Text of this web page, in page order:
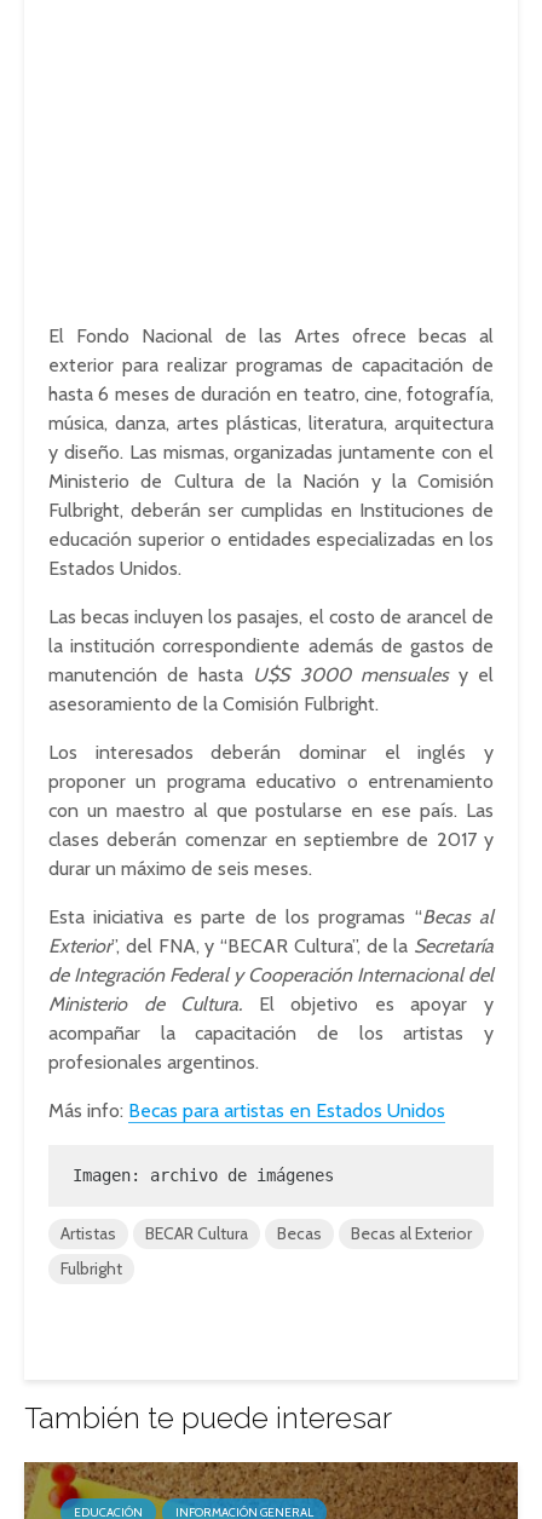
El Fondo Nacional de las Artes ofrece becas al
exterior para realizar programas de capacitación de
hasta 6 meses de duración en teatro, cine, fotografía,
música, danza, artes plásticas, literatura, arquitectura
y diseño. Las mismas, organizadas juntamente con el
Ministerio de Cultura de la Nación y la Comisión
Fulbright, deberán ser cumplidas en Instituciones de
educación superior o entidades especializadas en los
Estados Unidos.
Las becas incluyen los pasajes, el costo de arancel de
la institución correspondiente además de gastos de
manutención de hasta U$S 3000 mensualesy el
asesoramiento de la Comisión Fulbright.
Los interesados deberán dominar el inglés y
proponer un programa educativo o entrenamiento
con un maestro al que postularse en ese país. Las
clases deberán comenzar en septiembre de 2017 y
durar un máximo de seis meses.
Esta iniciativa es parte de los programas “Becas al
Exterior”, del FNA, y “BECAR Cultura”, de la Secretaría
de Integración Federal y Cooperación Internacional del
Ministerio de Cultura. El objetivo es apoyar y
acompañar la capacitación de los artistas y
profesionales argentinos.
Más info: Becas para artistas en Estados Unidos
Imagen: archivo de imágenes
Artistas BECAR Cultura Becas
Becas al Exterior
Fulbright
También te puede interesar
EDUCACIÓN INFORMACIÓN GENERAL